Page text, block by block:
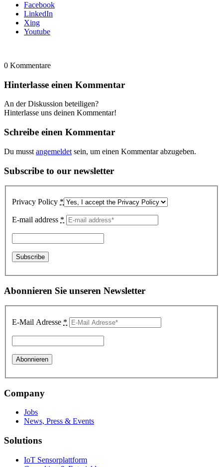
Facebook
LinkedIn
Xing
Youtube
0 Kommentare
Hinterlasse einen Kommentar
An der Diskussion beteiligen?
Hinterlasse uns deinen Kommentar!
Schreibe einen Kommentar
Du musst angemeldet sein, um einen Kommentar abzugeben.
Subscribe to our newsletter
Privacy Policy *
E-mail address *
Abonnieren Sie unseren Newsletter
E-Mail Adresse *
Company
Jobs
News, Press & Events
Solutions
IoT Sensorplattform